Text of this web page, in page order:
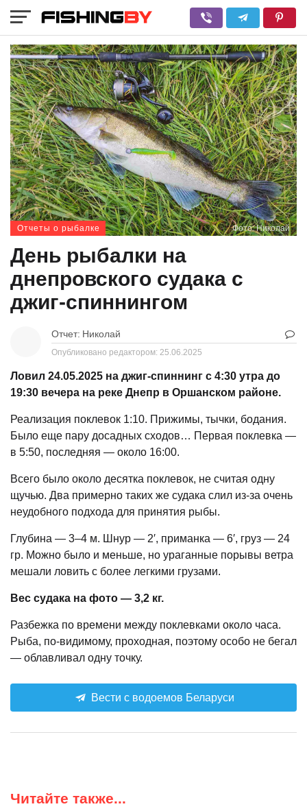
Фото: Николай
Отчеты о рыбалке
День рыбалки на
днепровского судака с
джиг-спиннингом
Отчет: Николай
Опубликовано редактором: 25.06.2025
Ловил 24.05.2025 на джиг-спиннинг с 4:30 утра до
19:30 вечера на реке Днепр в Оршанском районе.
Реализация поклевок 1:10. Прижимы, тычки, бодания.
Было еще пару досадных сходов… Первая поклевка —
в 5:50, последняя — около 16:00.
Всего было около десятка поклевок, не считая одну
щучью. Два примерно таких же судака слил из-за очень
неудобного подхода для принятия рыбы.
Глубина — 3–4 м. Шнур — 2′, приманка — 6′, груз — 24
гр. Можно было и меньше, но ураганные порывы ветра
мешали ловить с более легкими грузами.
Вес судака на фото — 3,2 кг.
Разбежка по времени между поклевками около часа.
Рыба, по-видимому, проходная, поэтому особо не бегал
— облавливал одну точку.
Вести с водоемов Беларуси
Читайте также...